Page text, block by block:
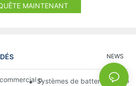
MAINTENANT
NEWS
par batterie : tendances et
Systèmes de batteries